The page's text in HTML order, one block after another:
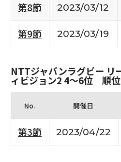
第8節
2023/03/12
第9節
2023/03/19
NTTジャパンラグビー
ィビジョン2 4〜6位 順
No. 開催日
第3節 2023/04/22